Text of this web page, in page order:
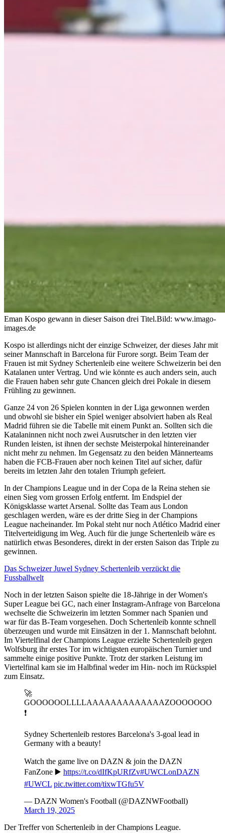
Eman Kospo gewann in dieser Saison drei Titel.Bild: www.imago-
images.de
Kospo ist allerdings nicht der einzige Schweizer, der dieses Jahr mit
seiner Mannschaft in Barcelona für Furore sorgt. Beim Team der
Frauen ist mit Sydney Schertenleib eine weitere Schweizerin bei den
Katalanen unter Vertrag. Und wie könnte es auch anders sein, auch
die Frauen haben sehr gute Chancen gleich drei Pokale in diesem
Frühling zu gewinnen.
Ganze 24 von 26 Spielen konnten in der Liga gewonnen werden
und obwohl sie bisher ein Spiel weniger absolviert haben als Real
Madrid führen sie die Tabelle mit einem Punkt an. Sollten sich die
Katalaninnen nicht noch zwei Ausrutscher in den letzten vier
Runden leisten, ist ihnen der sechste Meisterpokal hintereinander
nicht mehr zu nehmen. Im Gegensatz zu den beiden Männerteams
haben die FCB-Frauen aber noch keinen Titel auf sicher, dafür
bereits im letzten Jahr den totalen Triumph gefeiert.
In der Champions League und in der Copa de la Reina stehen sie
einen Sieg vom grossen Erfolg entfernt. Im Endspiel der
Königsklasse wartet Arsenal. Sollte das Team aus London
geschlagen werden, wäre es der dritte Sieg in der Champions
League nacheinander. Im Pokal steht nur noch Atlético Madrid einer
Titelverteidigung im Weg. Auch für die junge Schertenleib wäre es
natürlich etwas Besonderes, direkt in der ersten Saison das Triple zu
gewinnen.
Das Schweizer Juwel Sydney Schertenleib verzückt die
Fussballwelt
Noch in der letzten Saison spielte die 18-Jährige in der Women's
Super League bei GC, nach einer Instagram-Anfrage von Barcelona
wechselte die Schweizerin im letzten Sommer nach Spanien und
war für das B-Team vorgesehen. Doch Schertenleib konnte schnell
überzeugen und wurde mit Einsätzen in der 1. Mannschaft belohnt.
Im Viertelfinal der Champions League erzielte Schertenleib gegen
Wolfsburg ihr erstes Tor im wichtigsten europäischen Turnier und
sammelte einige positive Punkte. Trotz der starken Leistung im
Viertelfinal kam sie im Halbfinal weder im Hin- noch im Rückspiel
zum Einsatz.
🚀
GOOOOOOLLLLAAAAAAAAAAAAAZOOOOOOO
❗
Sydney Schertenleib restores Barcelona's 3-goal lead in
Germany with a beauty!
Watch the game live on DAZN & join the DAZN
FanZone ▶️ https://t.co/dIfKpURfZv#UWCLonDAZN
#UWCL pic.twitter.com/tixwTGfu5V
— DAZN Women's Football (@DAZNWFootball)
March 19, 2025
Der Treffer von Schertenleib in der Champions League.